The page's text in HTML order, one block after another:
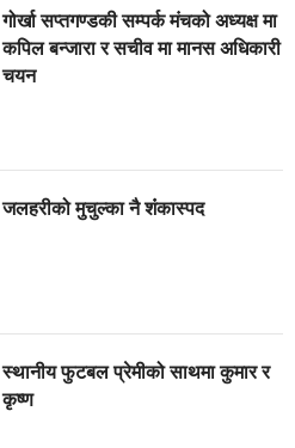
गोर्खा सप्तगण्डकी सम्पर्क मंचको अध्यक्ष मा
कपिल बन्जारा र सचीव मा मानस अधिकारी
चयन
जलहरीको मुचुल्का नै शंंकास्पद
स्थानीय फुटबल प्रेमीको साथमा कुमार र
कृष्ण